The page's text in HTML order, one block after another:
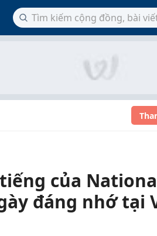
của
đáng nhớ tại